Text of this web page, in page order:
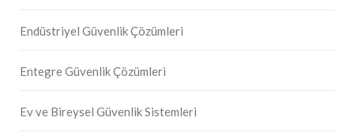
Endüstriyel Güvenlik Çözümleri
Entegre Güvenlik Çözümleri
Ev ve Bireysel Güvenlik Sistemleri